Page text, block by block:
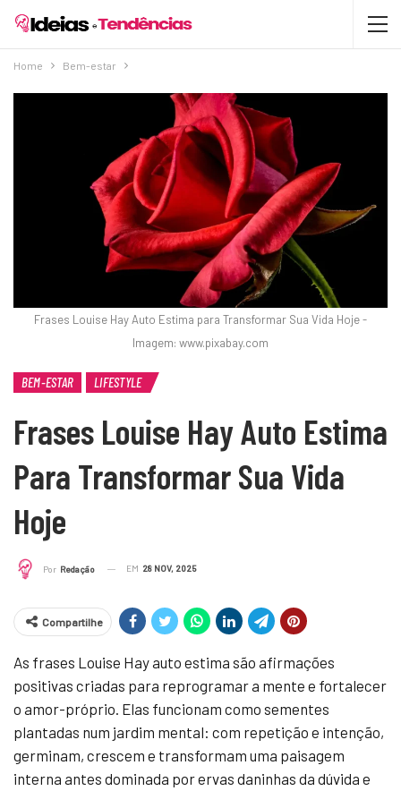
Home Bem-estar
Frases Louise Hay Auto Estima para Transformar Sua Vida Hoje -
Imagem: www.pixabay.com
BEM-ESTAR LIFESTYLE
Frases Louise Hay Auto Estima
Para Transformar Sua Vida
Hoje
Por Redação EM 28 NOV, 2025
Compartilhe
As frases Louise Hay auto estima são afirmações
positivas criadas para reprogramar a mente e fortalecer
o amor-próprio. Elas funcionam como sementes
plantadas num jardim mental: com repetição e intenção,
germinam, crescem e transformam uma paisagem
interna antes dominada por ervas daninhas da dúvida e